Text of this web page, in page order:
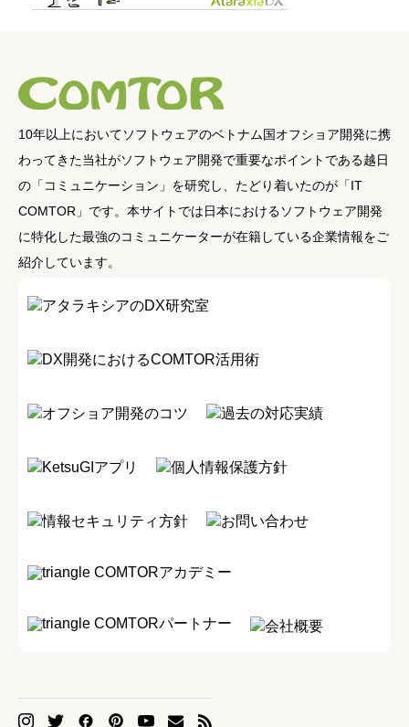
10年以上においてソフトウェアのベトナム国オフショア開発に携
わってきた当社がソフトウェア開発で重要なポイントである越日
の「コミュニケーション」を研究し、たどり着いたのが「IT
COMTOR」です。本サイトでは日本におけるソフトウェア開発
に特化した最強のコミュニケーターが在籍している企業情報をご
紹介しています。
アタラキシアのDX研究室
DX開発におけるCOMTOR活用術
オフショア開発のコツ 過去の対応実績
KetsuGIアプリ 個人情報保護方針
情報セキュリティ方針 お問い合わせ
COMTORアカデミー
COMTORパートナー 会社概要